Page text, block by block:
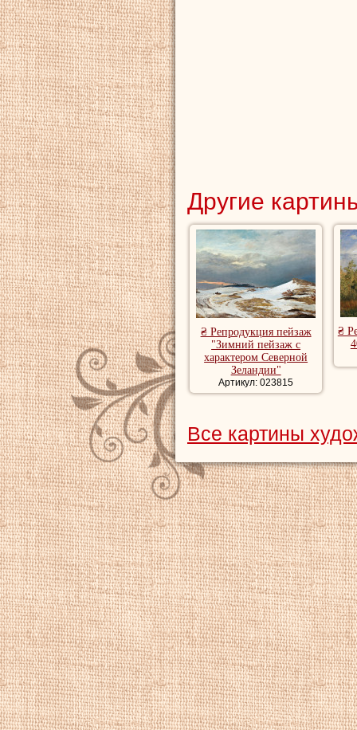
Другие
₴ Репродукция пейзаж
"Зимний пейзаж с
характером Северной
Зеландии"
Артикул: 023815
₴
Все картины